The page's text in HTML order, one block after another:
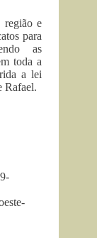
região e
para
as
toda a
a lei
Rafael.